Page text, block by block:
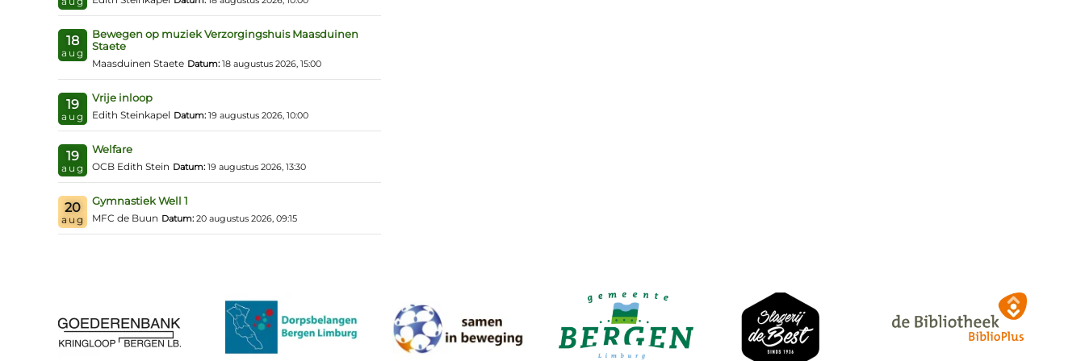
18
aug
Bewegen op muziek Verzorgingshuis Maasduinen
Staete
Maasduinen Staete Datum: 18 augustus 2026, 15:00
19
aug
Vrije inloop
Edith Steinkapel Datum: 19 augustus 2026, 10:00
19
aug
Welfare
OCB Edith Stein Datum: 19 augustus 2026, 13:30
20
aug
Gymnastiek Well 1
MFC de Buun Datum: 20 augustus 2026, 09:15